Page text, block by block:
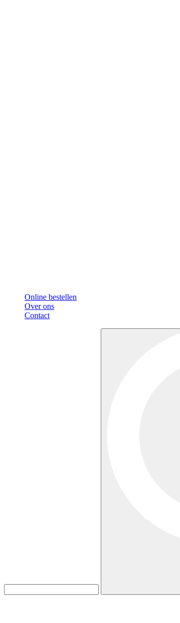
Online bestellen
Over ons
Contact